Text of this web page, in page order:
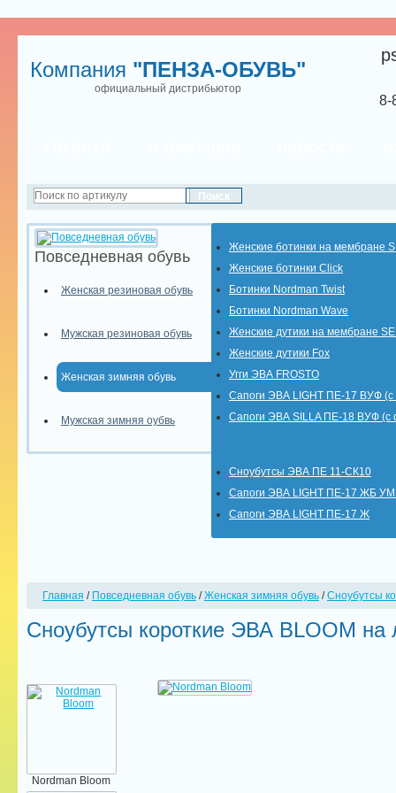
Компания "ПЕНЗА-ОБУВЬ"
официальный дистрибьютор
8-
Повседневная обувь
Женская резиновая обувь
Мужская резиновая обувь
Женская зимняя обувь
Мужская зимняя оубвь
Женские ботинки на мембране
Женские ботинки Click
Ботинки Nordman Twist
Ботинки Nordman Wave
Женские дутики на мембране
Женские дутики Fox
Угги ЭВА FROSTO
Сапоги ЭВА LIGHT ПЕ-17 ВУФ
Сапоги ЭВА SILLA ПЕ-18 ВУФ (с
Сноубутсы ЭВА ПЕ 11-СК10
Сапоги ЭВА LIGHT ПЕ-17 ЖБ
Сапоги ЭВА LIGHT ПЕ-17 Ж
Главная / Повседневная обувь /Женская зимняя обувь /Сноубутсы
Сноубутсы короткие ЭВА BLOOM на
Nordman Bloom